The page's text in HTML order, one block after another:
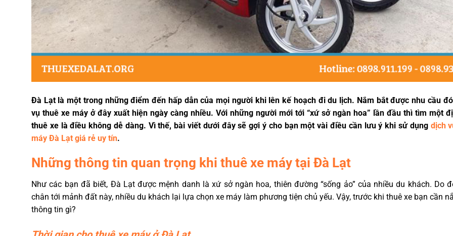
Đà Lạt là một trong những điểm đến hấp dẫn của mọi người khi lên kế hoạch đi du lịch. Nắm bắt được nhu cầu
vụ thuê xe máy ở đây xuất hiện ngày càng nhiều. Với những người mới tới “xứ sở ngàn hoa” lần đầu thì tìm một
thuê xe là điều không dễ dàng. Vì thế, bài viết dưới đây sẽ gợi ý cho bạn một vài điều cần lưu ý khi sử dụng dịch
máy Đà Lạt giá rẻ uy tín.
Những thông tin quan trọng khi thuê xe máy tại Đà Lạt
Như các bạn đã biết, Đà Lạt được mệnh danh là xứ sở ngàn hoa, thiên đường “sống ảo” của nhiều du khách. Do
chân tới mảnh đất này, nhiều du khách lại lựa chọn xe máy làm phương tiện chủ yếu. Vậy, trước khi thuê xe bạn cần
thông tin gì?